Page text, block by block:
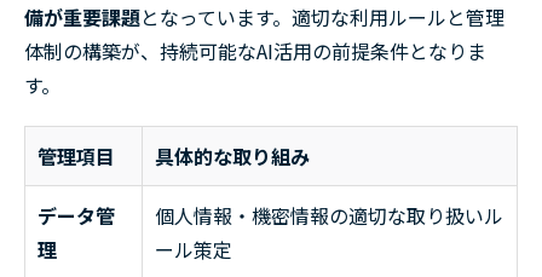
備が重要課題となっています。適切な利用ルールと管理
体制の構築が、持続可能なAI活用の前提条件となりま
す。
管理項目 具体的な取り組み
データ管
理
個人情報・機密情報の適切な取り扱いル
ール策定